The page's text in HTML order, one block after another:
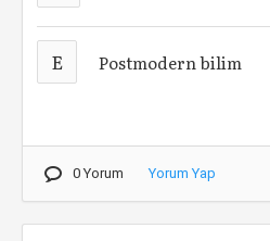
E Postmodern bilim
0 Yorum Yorum Yap